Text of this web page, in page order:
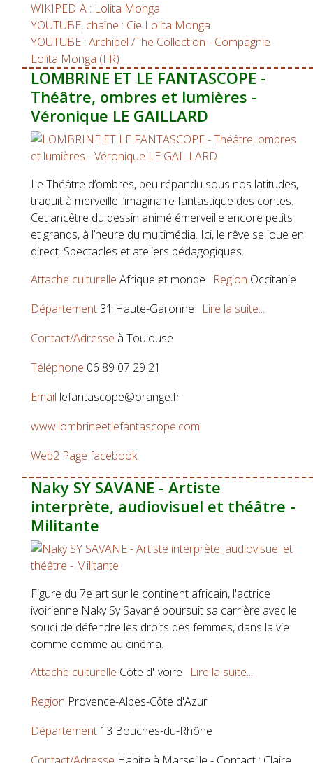
WIKIPEDIA : Lolita Monga
YOUTUBE, chaîne : Cie Lolita Monga
YOUTUBE : Archipel /The Collection - Compagnie
Lolita Monga (FR)
LOMBRINE ET LE FANTASCOPE -
Théâtre, ombres et lumières -
Véronique LE GAILLARD
Le Théâtre d’ombres, peu répandu sous nos latitudes,
traduit à merveille l’imaginaire fantastique des contes.
Cet ancêtre du dessin animé émerveille encore petits
et grands, à l’heure du multimédia. Ici, le rêve se joue en
direct. Spectacles et ateliers pédagogiques.
Attache culturelle Afrique et monde Region Occitanie
Département 31 Haute-Garonne
Contact/Adresse à Toulouse
Téléphone 06 89 07 29 21
Email lefantascope@orange.fr
www.lombrineetlefantascope.com
Web2 Page facebook
Lire la suite...
Naky SY SAVANE - Artiste
interprète, audiovisuel et théâtre -
Militante
Figure du 7e art sur le continent africain, l'actrice
ivoirienne Naky Sy Savané poursuit sa carrière avec le
souci de défendre les droits des femmes, dans la vie
comme comme au cinéma.
Attache culturelle Côte d'Ivoire
Region Provence-Alpes-Côte d'Azur
Département 13 Bouches-du-Rhône
Lire la suite...